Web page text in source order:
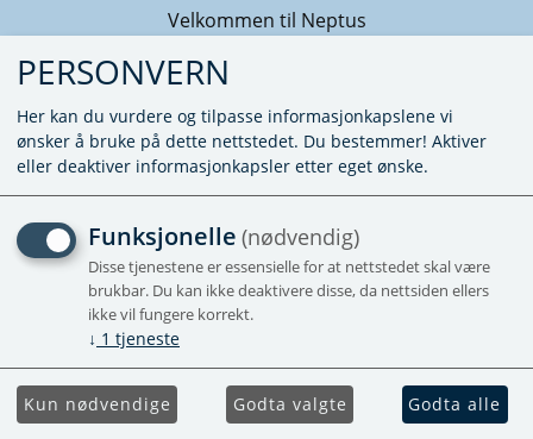
Velkommen til Neptus
AVENTA COMFORT 1G
2026-MODELL
Takmontert klimaanlegg med
varmepumpe
PERSONVERN
Her kan du vurdere og tilpasse informasjonkapslene vi
ønsker å bruke på dette nettstedet. Du bestemmer! Aktiver
eller deaktiver informasjonkapsler etter eget ønske.
Funksjonelle (nødvendig)
Disse tjenestene er essensielle for at nettstedet skal være
brukbar. Du kan ikke deaktivere disse, da nettsiden ellers
ikke vil fungere korrekt.
↓ 1 tjeneste
Kun nødvendige Godta valgte Godta alle